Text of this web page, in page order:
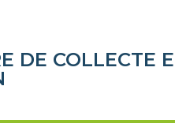
DE COLLECTE